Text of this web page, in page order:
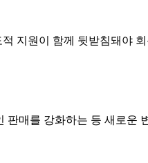
지원이 함께 뒷받침돼야
매를 강화하는 등 새로운